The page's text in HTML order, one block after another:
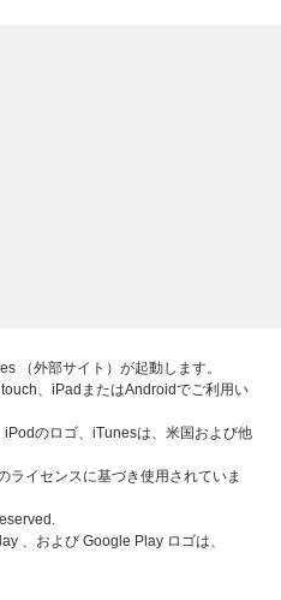
（外部サイト）が起動します。
、iPadまたはAndroidでご利用い
のロゴ、iTunesは、米国および他
ライセンスに基づき使用されていま
、および Google Play ロゴは、